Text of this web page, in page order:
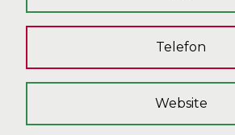
Telefon
Website